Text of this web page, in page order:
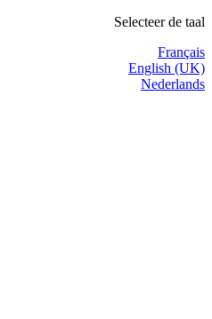
Selecteer de taal
Français
English (UK)
Nederlands